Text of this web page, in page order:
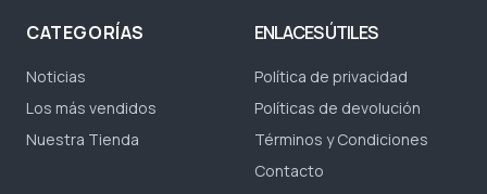
CATEGORÍAS
Noticias
Los más vendidos
Nuestra Tienda
ENLACES ÚTILES
Política de privacidad
Políticas de devolución
Términos y Condiciones
Contacto